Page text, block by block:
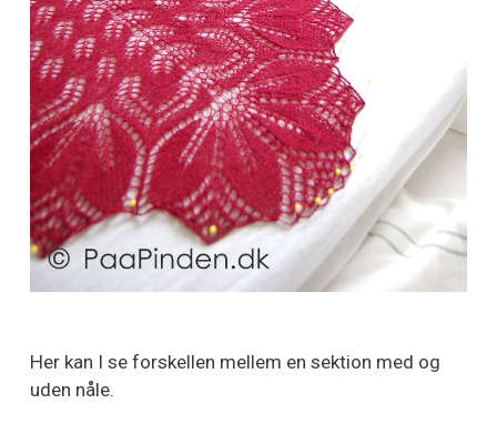
Her kan I se forskellen mellem en sektion med og
uden nåle.